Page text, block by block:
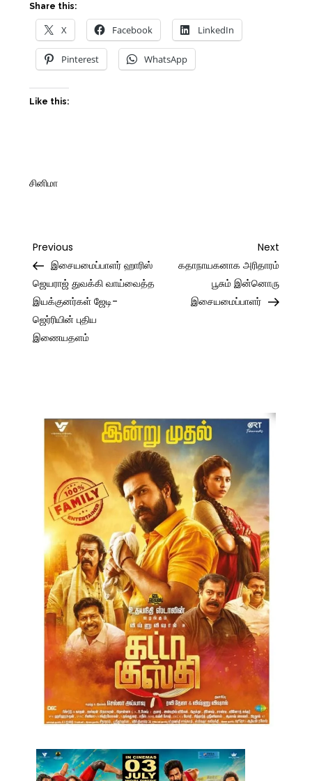
Share this:
X Facebook LinkedIn
Pinterest WhatsApp
Like this:
சினிமா
Post
navigation
Previous
Post
Previous
இசையமைப்பாளர் ஹாரிஸ்
ஜெயராஜ் துவக்கி வாய்வைத்த
இயக்குனர்கள் ஜேடி-
ஜெர்ரியின் புதிய
இணையதளம்
Next
Post
Next
கதாநாயகனாக அரிதாரம்
பூசும் இன்னொரு
இசையமைப்பாளர்